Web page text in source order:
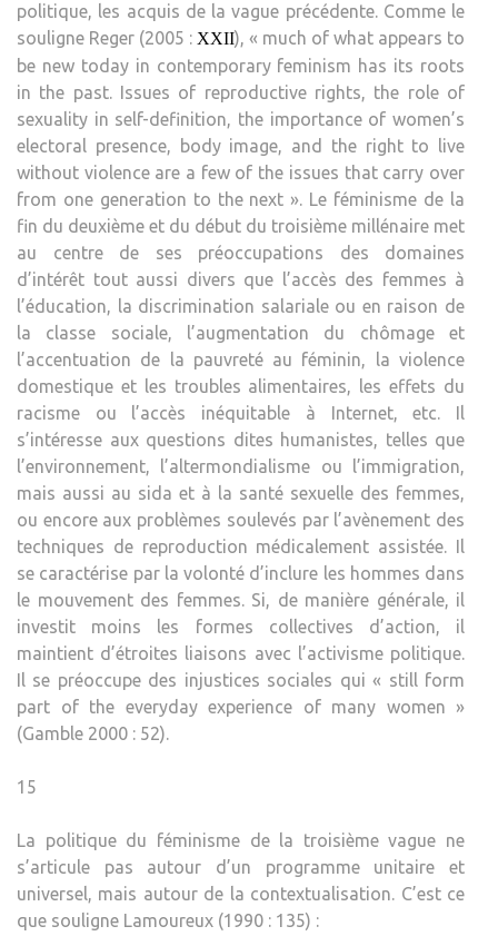
politique, les acquis de la vague précédente. Comme le
souligne Reger (2005 : XXII), « much of what appears to
be new today in contemporary feminism has its roots
in the past. Issues of reproductive rights, the role of
sexuality in self-definition, the importance of women’s
electoral presence, body image, and the right to live
without violence are a few of the issues that carry over
from one generation to the next ». Le féminisme de la
fin du deuxième et du début du troisième millénaire met
au centre de ses préoccupations des domaines
d’intérêt tout aussi divers que l’accès des femmes à
l’éducation, la discrimination salariale ou en raison de
la classe sociale, l’augmentation du chômage et
l’accentuation de la pauvreté au féminin, la violence
domestique et les troubles alimentaires, les effets du
racisme ou l’accès inéquitable à Internet, etc. Il
s’intéresse aux questions dites humanistes, telles que
l’environnement, l’altermondialisme ou l’immigration,
mais aussi au sida et à la santé sexuelle des femmes,
ou encore aux problèmes soulevés par l’avènement des
techniques de reproduction médicalement assistée. Il
se caractérise par la volonté d’inclure les hommes dans
le mouvement des femmes. Si, de manière générale, il
investit moins les formes collectives d’action, il
maintient d’étroites liaisons avec l’activisme politique.
Il se préoccupe des injustices sociales qui « still form
part of the everyday experience of many women »
(Gamble 2000 : 52).
15
La politique du féminisme de la troisième vague ne
s’articule pas autour d’un programme unitaire et
universel, mais autour de la contextualisation. C’est ce
que souligne Lamoureux (1990 : 135) :